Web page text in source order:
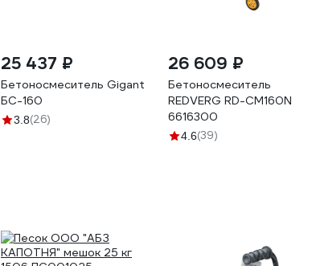
25 437 ₽
Бетоносмеситель Gigant
БС-160
3.8(26)
26 609 ₽
Бетоносмеситель
REDVERG RD-CM160N
6616300
4.6(39)